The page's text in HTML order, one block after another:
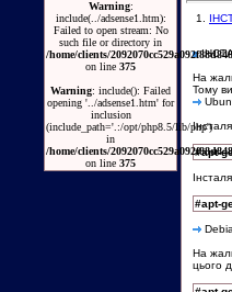
Warning:
include(../adsense1.htm):
Failed to open stream: No
such file or directory in
/home/clients/
on line 375
Warning: include(): Failed
opening '../adsense1.htm' for
inclusion
(include_path='.:/opt/php8.5/lib/php')
in
/home/clients/
on line 375
1.
На
Тому
#apt-
#apt-
На
цього